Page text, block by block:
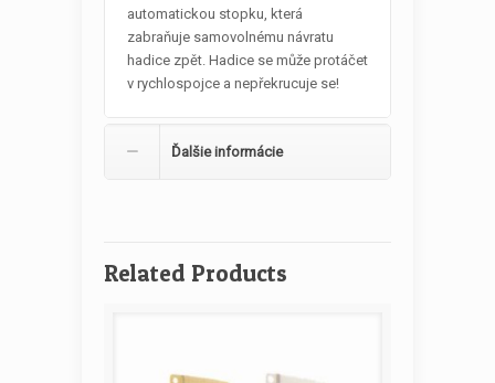
automatickou stopku, která
zabraňuje samovolnému návratu
hadice zpět. Hadice se může protáčet
v rychlospojce a nepřekrucuje se!
Ďalšie informácie
Related Products